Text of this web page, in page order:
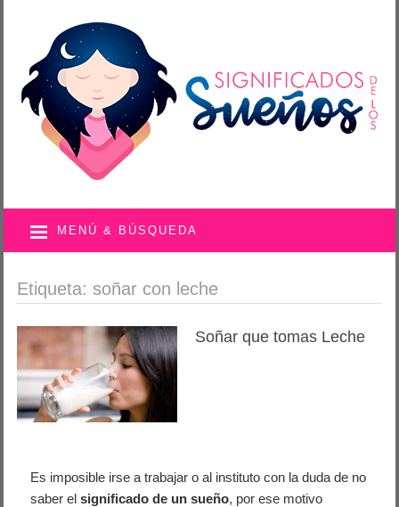
MENÚ & BÚSQUEDA
Etiqueta: soñar con leche
Soñar que tomas Leche
Es imposible irse a trabajar o al instituto con la duda de no
saber elsignificado de un sueño, por ese motivo